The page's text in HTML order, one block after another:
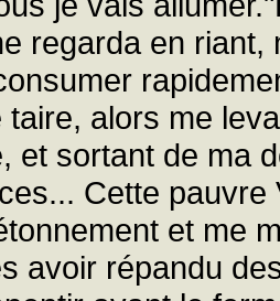
regarda en
alors me
et sortant de ma
Cette
et me
avoir répandu